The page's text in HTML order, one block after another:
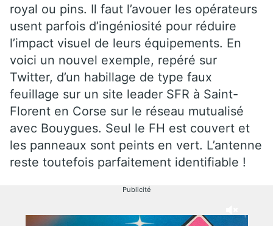
royal ou pins. Il faut l’avouer les opérateurs
usent parfois d’ingéniosité pour réduire
l’impact visuel de leurs équipements. En
voici un nouvel exemple, repéré sur
Twitter, d’un habillage de type faux
feuillage sur un site leader SFR à Saint-
Florent en Corse sur le réseau mutualisé
avec Bouygues. Seul le FH est couvert et
les panneaux sont peints en vert. L’antenne
reste toutefois parfaitement identifiable !
Publicité